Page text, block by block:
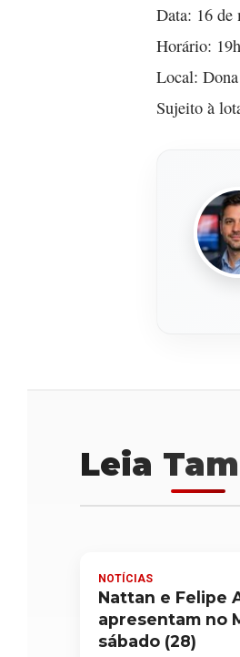
Data: 16 de
Horário: 19h
Local:
Sujeito à
Leia
NOTÍCIAS
Nattan e Felipe
apresentam no
sábado (28)